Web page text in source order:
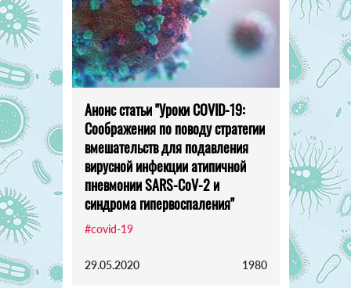
Анонс статьи "Уроки COVID-19:
Соображения по поводу стратегии
вмешательств для подавления
вирусной инфекции атипичной
пневмонии SARS-CoV-2 и
синдрома гипервоспаления"
#covid-19
29.05.2020 1980